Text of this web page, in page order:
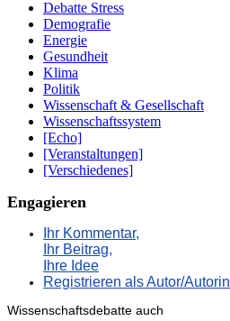
Debatte Stress
Demografie
Energie
Gesundheit
Klima
Politik
Wissenschaft & Gesellschaft
Wissenschaftssystem
[Echo]
[Veranstaltungen]
[Verschiedenes]
Engagieren
Ihr Kommentar,
Ihr Beitrag,
Ihre Idee
Registrieren als Autor/Autorin
Wissenschaftsdebatte auch